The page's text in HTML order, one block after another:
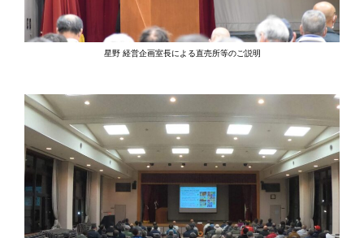
星野 経営企画室長による直売所等のご説明